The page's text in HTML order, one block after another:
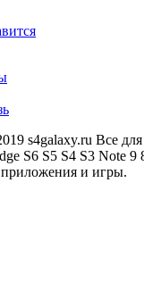
s4galaxy.ru Все
S6 S5 S4 S3 Note
и игры.